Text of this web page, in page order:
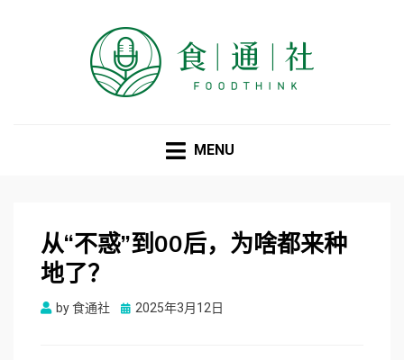
MENU
从“不惑”到00后，为啥都来种
地了？
by食通社
Posted
2025年3月12日